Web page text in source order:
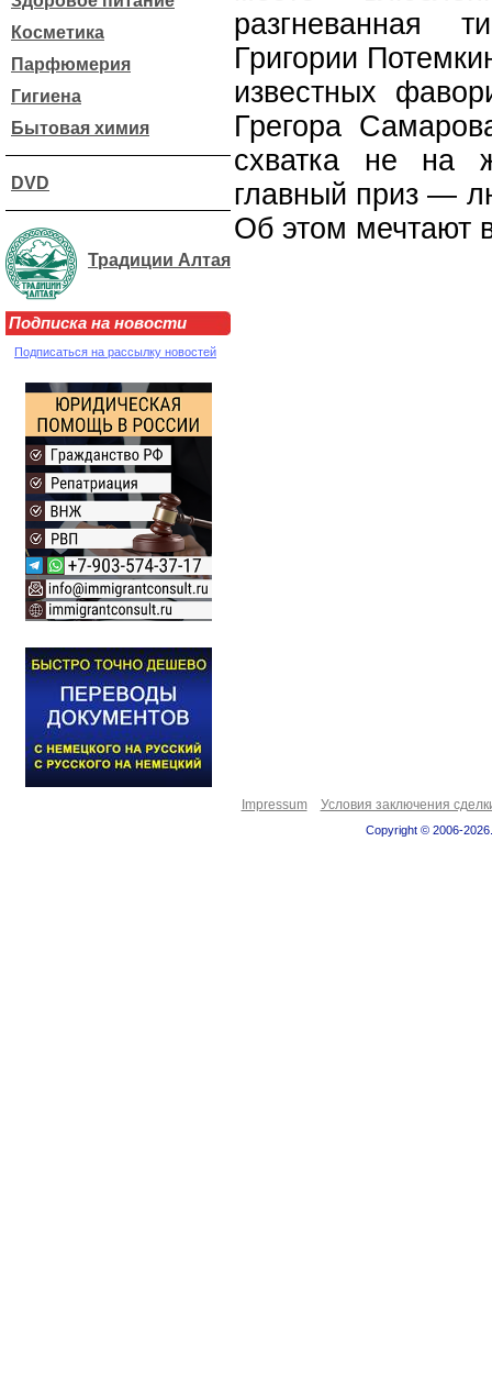
Косметика
Парфюмерия
Гигиена
Бытовая химия
DVD
Традиции Алтая
Подписка на новости
Подписаться на рассылку новостей
разгневанная
Григории
известных
Грегора
схватка не на
главный приз —
Об этом мечтают
Impressum Условия заключения
Copyright © 2006-